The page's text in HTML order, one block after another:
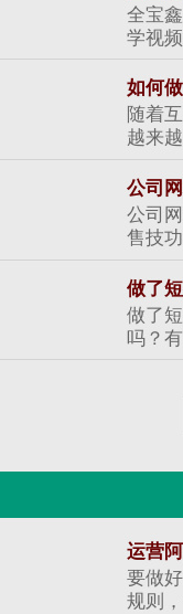
全宝
学视
如何
随着
越来
公司
公司
售技
做了
做了
吗？
运营
要做
规则